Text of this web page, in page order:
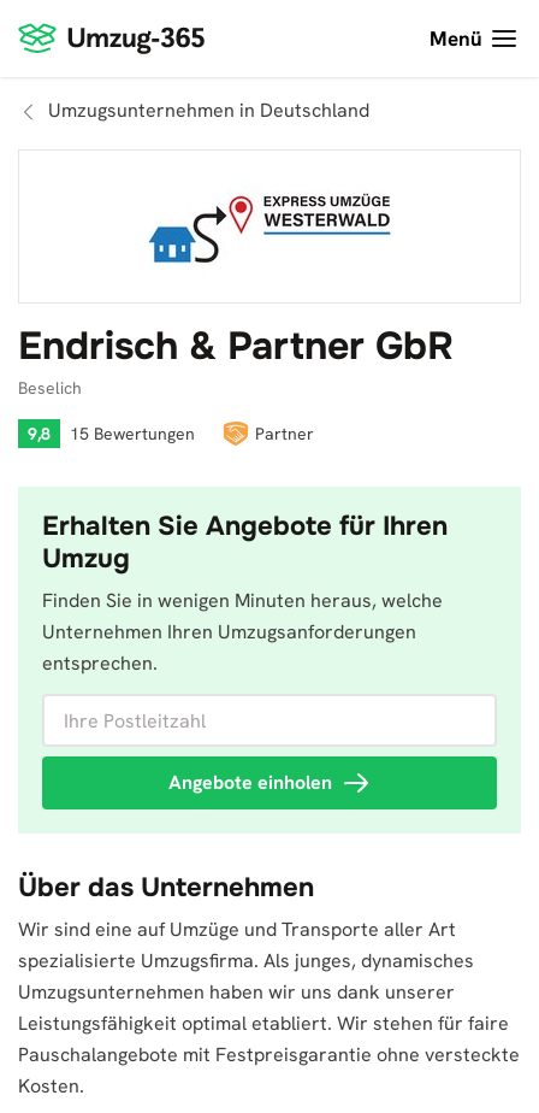
Menü
Umzugsunternehmen in Deutschland
Endrisch & Partner GbR
Beselich
9,8 15 Bewertungen Partner
Erhalten Sie Angebote für Ihren
Umzug
Finden Sie in wenigen Minuten heraus, welche
Unternehmen Ihren Umzugsanforderungen
entsprechen.
Angebote einholen
Über das Unternehmen
Wir sind eine auf Umzüge und Transporte aller Art
spezialisierte Umzugsfirma. Als junges, dynamisches
Umzugsunternehmen haben wir uns dank unserer
Leistungsfähigkeit optimal etabliert. Wir stehen für faire
Pauschalangebote mit Festpreisgarantie ohne versteckte
Kosten.